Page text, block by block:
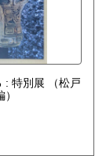
: 特別展
（松戸